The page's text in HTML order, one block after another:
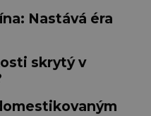
Nastává éra
skrytý v